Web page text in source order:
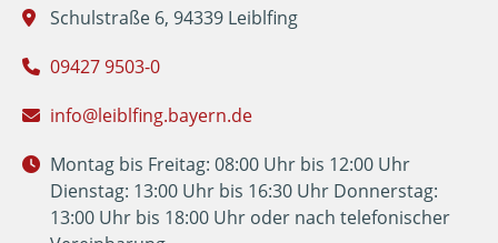
Schulstraße 6, 94339 Leiblfing
09427 9503-0
info@leiblfing.bayern.de
Montag bis Freitag: 08:00 Uhr bis 12:00 Uhr
Dienstag: 13:00 Uhr bis 16:30 Uhr Donnerstag:
13:00 Uhr bis 18:00 Uhr oder nach telefonischer